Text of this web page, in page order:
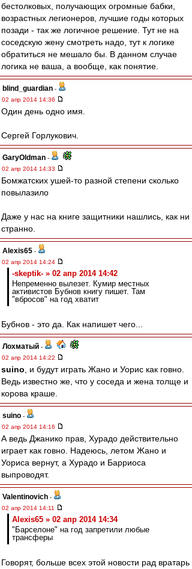
бестолковых, получающих огромные бабки,
возрастных легионеров, лучшие годы которых
позади - так же логичное решение. Тут не на
соседскую жену смотреть надо, тут к логике
обратиться не мешало бы. В данном случае
логика не ваша, а вообще, как понятие.
blind_guardian -
02 апр 2014 14:36
Один день одно имя.
Сергей Горлукович.
GaryOldman -
02 апр 2014 14:33
Бомжатских ушей-то разной степени сколько
повылазило
Даже у нас на книге защитники нашлись, как ни
странно.
Alexis65 -
02 апр 2014 14:24
-skeptik- » 02 апр 2014 14:42
Непременно вылезет. Кумир местных
активистов Бубнов книгу пишет. Там
"вбросов" на год хватит
Бубнов - это да. Как напишет чего...
Лохматый -
02 апр 2014 14:22
suino , и будут играть Жано и Уорис как говно.
Ведь известно же, что у соседа и жена толще и
корова краше.
suino -
02 апр 2014 14:16
А ведь Джанико прав, Хурадо действительно
играет как говно. Надеюсь, летом Жано и
Уориса вернут, а Хурадо и Барриоса
выпроводят.
Valentinovich -
02 апр 2014 14:11
Alexis65 » 02 апр 2014 14:34
"Барселоне" на год запретили любые
трансферы
Говорят, больше всех этой новости рад вратарь